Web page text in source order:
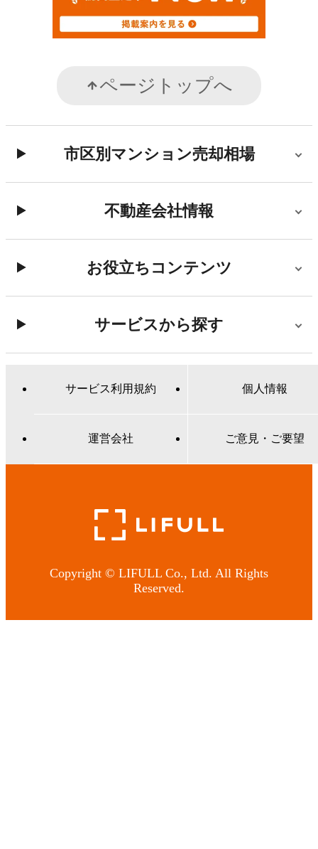
ページトップへ
市区別マンション売却相場
不動産会社情報
お役立ちコンテンツ
サービスから探す
サービス利用規約 個人情報
運営会社 ご意見・ご要望
Copyright © LIFULL Co., Ltd. All Rights
Reserved.